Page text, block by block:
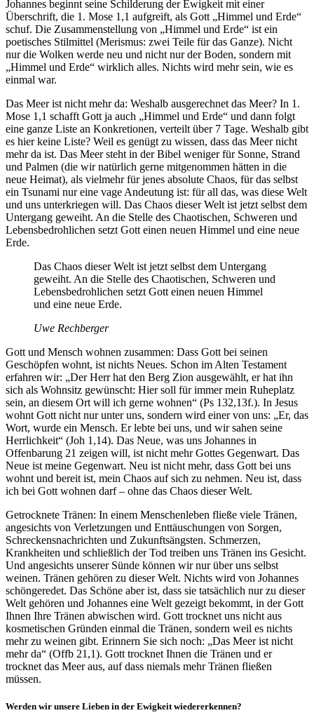
Johannes beginnt seine Schilderung der Ewigkeit mit einer
Überschrift, die 1. Mose 1,1 aufgreift, als Gott „Himmel und Erde“
schuf. Die Zusammenstellung von „Himmel und Erde“ ist ein
poetisches Stilmittel (Merismus: zwei Teile für das Ganze). Nicht
nur die Wolken werde neu und nicht nur der Boden, sondern mit
„Himmel und Erde“ wirklich alles. Nichts wird mehr sein, wie es
einmal war.
Das Meer ist nicht mehr da: Weshalb ausgerechnet das Meer? In 1.
Mose 1,1 schafft Gott ja auch „Himmel und Erde“ und dann folgt
eine ganze Liste an Konkretionen, verteilt über 7 Tage. Weshalb gibt
es hier keine Liste? Weil es genügt zu wissen, dass das Meer nicht
mehr da ist. Das Meer steht in der Bibel weniger für Sonne, Strand
und Palmen (die wir natürlich gerne mitgenommen hätten in die
neue Heimat), als vielmehr für jenes absolute Chaos, für das selbst
ein Tsunami nur eine vage Andeutung ist: für all das, was diese Welt
und uns unterkriegen will. Das Chaos dieser Welt ist jetzt selbst dem
Untergang geweiht. An die Stelle des Chaotischen, Schweren und
Lebensbedrohlichen setzt Gott einen neuen Himmel und eine neue
Erde.
Das Chaos dieser Welt ist jetzt selbst dem Untergang
geweiht. An die Stelle des Chaotischen, Schweren und
Lebensbedrohlichen setzt Gott einen neuen Himmel
und eine neue Erde.
Uwe Rechberger
Gott und Mensch wohnen zusammen: Dass Gott bei seinen
Geschöpfen wohnt, ist nichts Neues. Schon im Alten Testament
erfahren wir: „Der Herr hat den Berg Zion ausgewählt, er hat ihn
sich als Wohnsitz gewünscht: Hier soll für immer mein Ruheplatz
sein, an diesem Ort will ich gerne wohnen“ (Ps 132,13f.). In Jesus
wohnt Gott nicht nur unter uns, sondern wird einer von uns: „Er, das
Wort, wurde ein Mensch. Er lebte bei uns, und wir sahen seine
Herrlichkeit“ (Joh 1,14). Das Neue, was uns Johannes in
Offenbarung 21 zeigen will, ist nicht mehr Gottes Gegenwart. Das
Neue ist meine Gegenwart. Neu ist nicht mehr, dass Gott bei uns
wohnt und bereit ist, mein Chaos auf sich zu nehmen. Neu ist, dass
ich bei Gott wohnen darf – ohne das Chaos dieser Welt.
Getrocknete Tränen: In einem Menschenleben fließe viele Tränen,
angesichts von Verletzungen und Enttäuschungen von Sorgen,
Schreckensnachrichten und Zukunftsängsten. Schmerzen,
Krankheiten und schließlich der Tod treiben uns Tränen ins Gesicht.
Und angesichts unserer Sünde können wir nur über uns selbst
weinen. Tränen gehören zu dieser Welt. Nichts wird von Johannes
schöngeredet. Das Schöne aber ist, dass sie tatsächlich nur zu dieser
Welt gehören und Johannes eine Welt gezeigt bekommt, in der Gott
Ihnen Ihre Tränen abwischen wird. Gott trocknet uns nicht aus
kosmetischen Gründen einmal die Tränen, sondern weil es nichts
mehr zu weinen gibt. Erinnern Sie sich noch: „Das Meer ist nicht
mehr da“ (Offb 21,1). Gott trocknet Ihnen die Tränen und er
trocknet das Meer aus, auf dass niemals mehr Tränen fließen
müssen.
Werden wir unsere Lieben in der Ewigkeit wiedererkennen?